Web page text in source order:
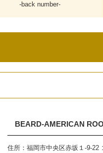
-back number-
BEARD-AMERICAN
住所：福岡市中央区赤坂１-9-22